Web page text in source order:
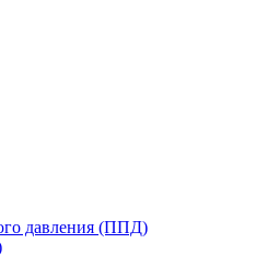
давления (ППД)